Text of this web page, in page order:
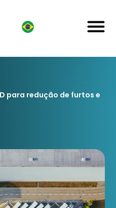
para redução de furtos e